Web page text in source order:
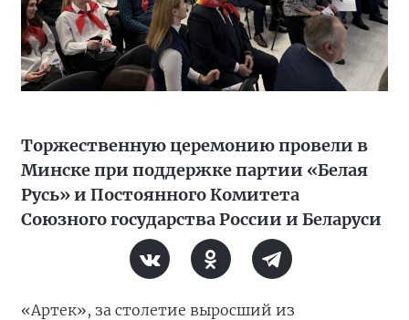
Торжественную церемонию провели в
Минске при поддержке партии «Белая
Русь» и Постоянного Комитета
Союзного государства России и Беларуси
«Артек», за столетие выросший из